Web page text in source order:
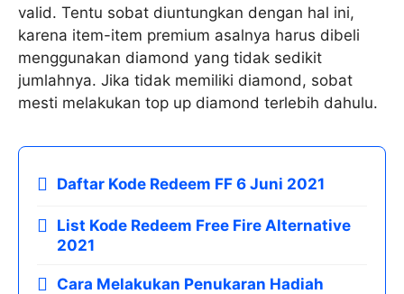
valid. Tentu sobat diuntungkan dengan hal ini,
karena item-item premium asalnya harus dibeli
menggunakan diamond yang tidak sedikit
jumlahnya. Jika tidak memiliki diamond, sobat
mesti melakukan top up diamond terlebih dahulu.
Daftar Kode Redeem FF 6 Juni 2021
List Kode Redeem Free Fire Alternative
2021
Cara Melakukan Penukaran Hadiah